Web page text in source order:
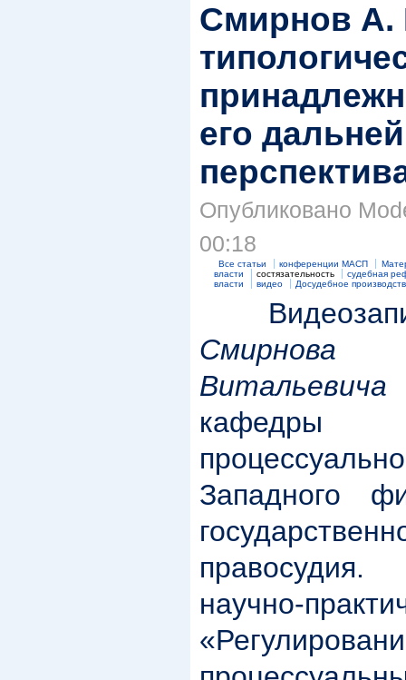
Смирнов А.
его
Опубликовано
00:18
Все статьи конференции МАСП
власти
состязательность
судебная
власти
видео Досудебное
Витальевича
Западного
научно-